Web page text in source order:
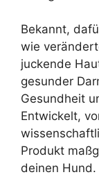
Bekannt,
wie
juckende
gesunder
Gesundheit
Entwickelt,
Produkt
deinen Hund.